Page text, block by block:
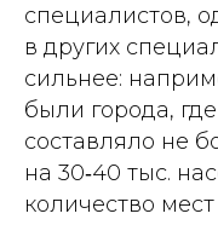
специалистов,
в других
сильнее:
были города,
составляло не
на 30‑40 тыс.
количество